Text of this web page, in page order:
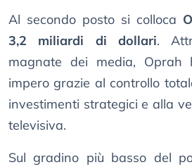
Al secondo posto si colloca
3,2 miliardi di dollari.
magnate dei media, Oprah
impero grazie al controllo
investimenti strategici e alla
televisiva.
Sul gradino più basso del